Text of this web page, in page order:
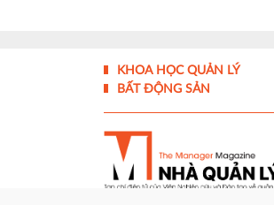
KHOA HỌC QUẢN LÝ
BẤT ĐỘNG SẢN